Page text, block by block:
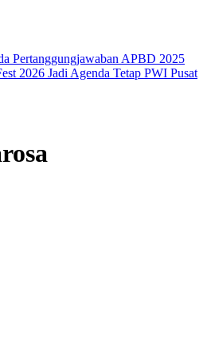
Pertanggungjawaban APBD 2025
2026 Jadi Agenda Tetap PWI Pusat